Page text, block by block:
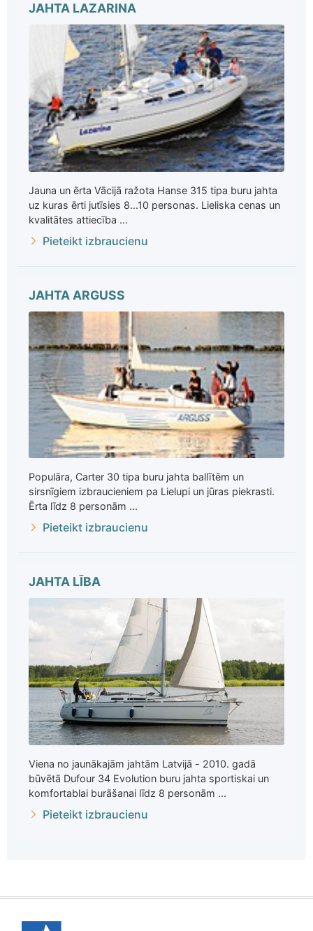
JAHTA LAZARINA
Jauna un ērta Vācijā ražota Hanse 315 tipa buru jahta
uz kuras ērti jutīsies 8...10 personas. Lieliska cenas un
kvalitātes attiecība ...
Pieteikt izbraucienu
JAHTA ARGUSS
Populāra, Carter 30 tipa buru jahta ballītēm un
sirsnīgiem izbraucieniem pa Lielupi un jūras piekrasti.
Ērta līdz 8 personām ...
Pieteikt izbraucienu
JAHTA LĪBA
Viena no jaunākajām jahtām Latvijā - 2010. gadā
būvētā Dufour 34 Evolution buru jahta sportiskai un
komfortablai burāšanai līdz 8 personām ...
Pieteikt izbraucienu